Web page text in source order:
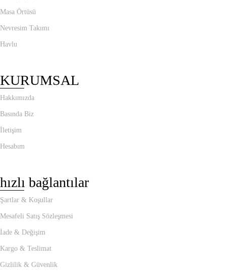
Masa Örtüsü
Nevresim Takımı
Havlu
KURUMSAL
Hakkımızda
Basında Biz
İletişim
Hesabım
hızlı bağlantılar
Şartlar & Koşullar
Mesafeli Satış Sözleşmesi
İade & Değişim
Kargo & Teslimat
Gizlilik & Güvenlik